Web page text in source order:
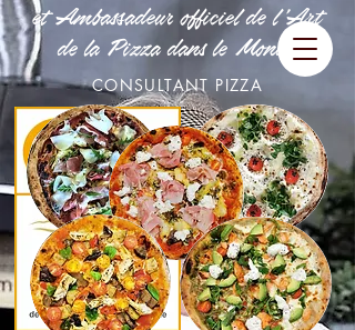
et Ambassadeur officiel de l 'Art
de la Pizza dans le Monde
CONSULTANT PIZZA